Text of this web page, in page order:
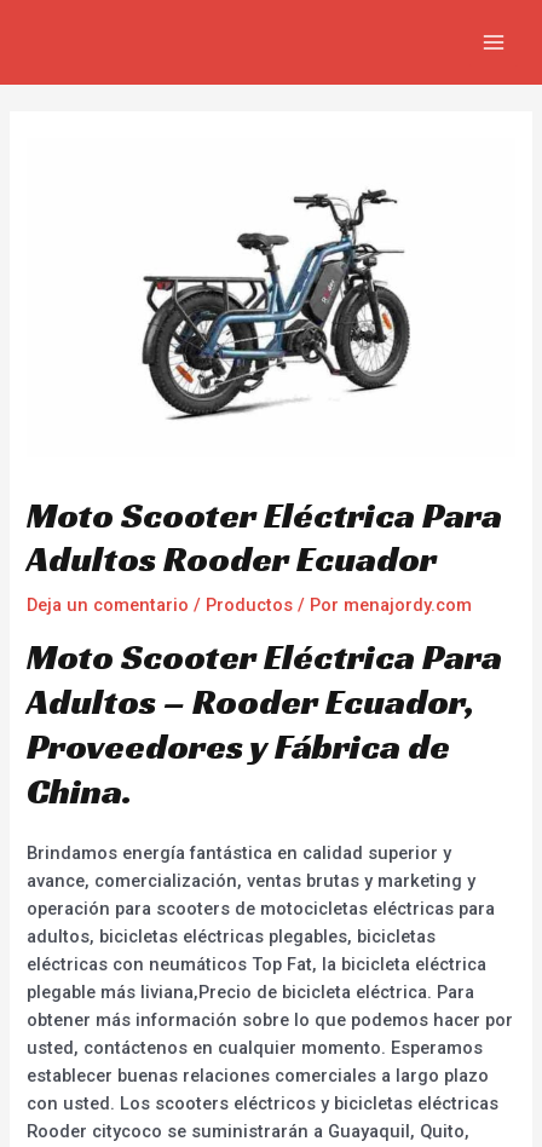
Moto Scooter Eléctrica Para
Adultos Rooder Ecuador
Deja un comentario / Productos / Por menajordy.com
Moto Scooter Eléctrica Para
Adultos – Rooder Ecuador,
Proveedores y Fábrica de
China.
Brindamos energía fantástica en calidad superior y
avance, comercialización, ventas brutas y marketing y
operación para scooters de motocicletas eléctricas para
adultos, bicicletas eléctricas plegables, bicicletas
eléctricas con neumáticos Top Fat, la bicicleta eléctrica
plegable más liviana,Precio de bicicleta eléctrica. Para
obtener más información sobre lo que podemos hacer por
usted, contáctenos en cualquier momento. Esperamos
establecer buenas relaciones comerciales a largo plazo
con usted. Los scooters eléctricos y bicicletas eléctricas
Rooder citycoco se suministrarán a Guayaquil, Quito,